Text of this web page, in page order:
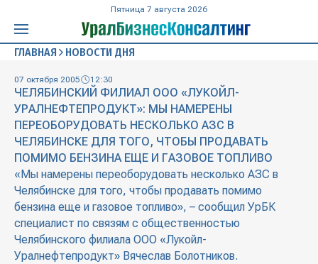
Пятница 7 августа 2026
ГЛАВНАЯ НОВОСТИ ДНЯ
07 октября 2005 12:30
ЧЕЛЯБИНСКИЙ ФИЛИАЛ ООО «ЛУКОЙЛ-
УРАЛНЕФТЕПРОДУКТ»: МЫ НАМЕРЕНЫ
ПЕРЕОБОРУДОВАТЬ НЕСКОЛЬКО АЗС В
ЧЕЛЯБИНСКЕ ДЛЯ ТОГО, ЧТОБЫ ПРОДАВАТЬ
ПОМИМО БЕНЗИНА ЕЩЕ И ГАЗОВОЕ ТОПЛИВО
«Мы намерены переоборудовать несколько АЗС в
Челябинске для того, чтобы продавать помимо
бензина еще и газовое топливо», – сообщил УрБК
специалист по связям с общественностью
Челябинского филиала ООО «Лукойл-
Уралнефтепродукт» Вячеслав Болотников.